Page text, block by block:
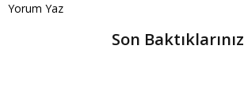
Yorum Yaz
Son Baktıklarınız